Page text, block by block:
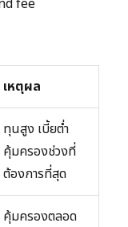
fee
เหตุผล
ทุนสูง เบี้ยต่ำ
คุ้มครองช่วงที่
ต้องการที่สุด
คุ้มครองตลอด